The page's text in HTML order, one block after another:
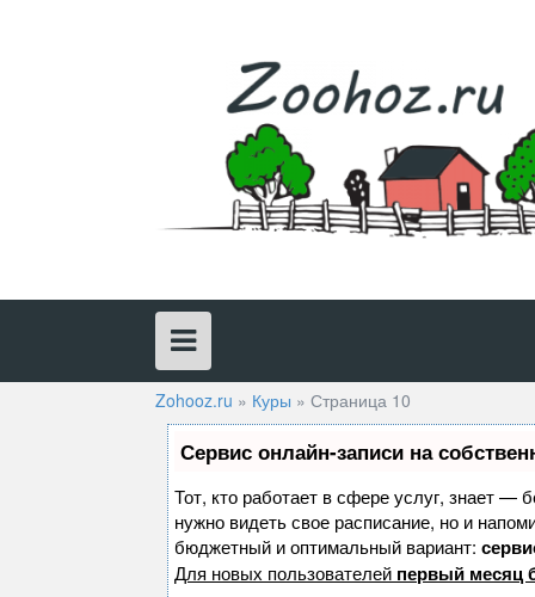
Zohooz.ru » Куры » Страница 10
Сервис онлайн-записи на
Тот, кто работает в сфере услуг, знает —
нужно видеть свое расписание, но и
бюджетный и оптимальный вариант:
Для новых пользователей первый месяц